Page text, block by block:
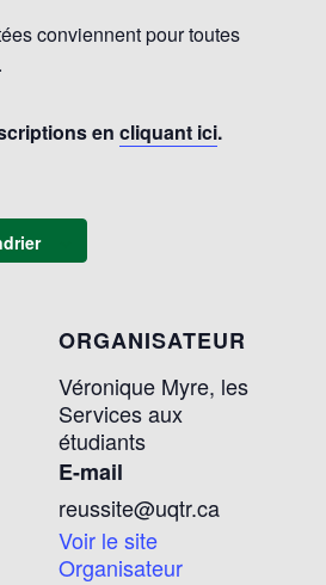
conviennent pour toutes
en cliquant ici.
ORGANISATEUR
Véronique Myre, les
Services aux
étudiants
E-mail
reussite@uqtr.ca
Voir le site
Organisateur